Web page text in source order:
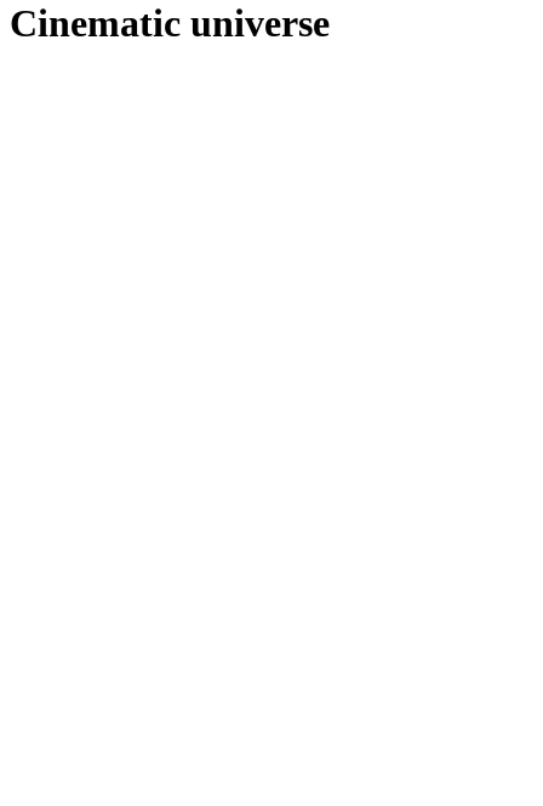
Cinematic universe